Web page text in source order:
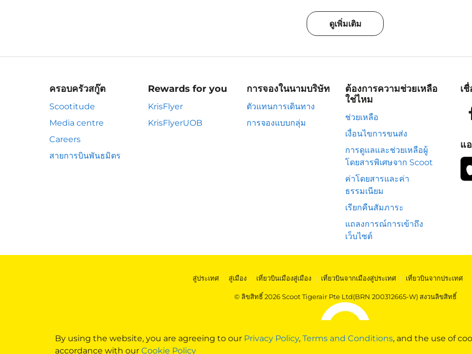
By using the website, you are agreeing to our Privacy Policy, Terms and Conditions, and the use of
accordance with our Cookie Policy
ดูเพิ่มเติม
ครอบครัวสกู๊ต
Scootitude
Media centre
Careers
สายการบินพันธมิตร
Rewards for you
KrisFlyer
KrisFlyerUOB
การจองในนามบริษัท
ตัวแทนการเดินทาง
การจองแบบกลุ่ม
ต้องการความช่วยเหลือ
ใช่ไหม
ช่วยเหลือ
เงื่อนไขการขนส่ง
การดูแลและช่วยเหลือผู้
โดยสารพิเศษจาก Scoot
ค่าโดยสารและค่า
ธรรมเนียม
เรียกคืนสัมภาระ
แถลงการณ์การเข้าถึง
เว็บไซต์
เ
แ
สู่ประเทศ | สู่เมือง | เที่ยวบินเมืองสู่เมือง | เที่ยวบินจากเมืองสู่ประเทศ | เที่ยวบินจากประเทศ |
© ลิขสิทธิ์ 2026 Scoot Tigerair Pte Ltd(BRN 200312665-W) สงวนลิขสิทธิ์